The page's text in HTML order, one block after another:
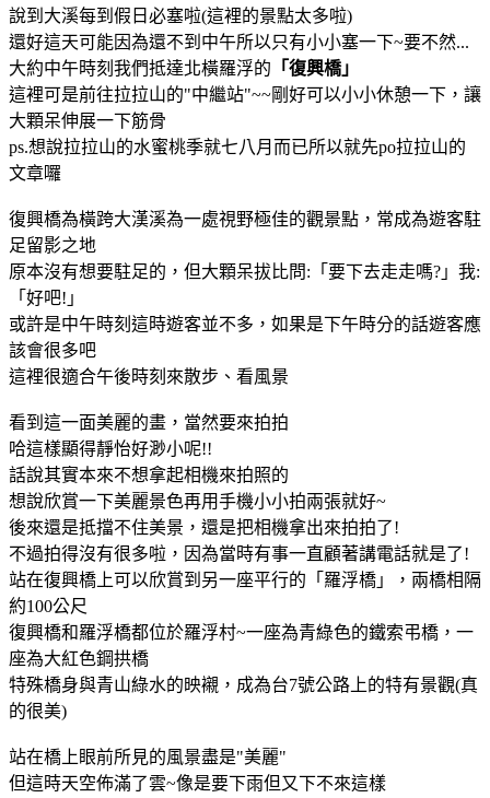
說到大溪每到假日必塞啦(這裡的景點太多啦)
還好這天可能因為還不到中午所以只有小小塞一下~要不然...
大約中午時刻我們抵達北橫羅浮的 「復興橋」
這裡可是前往拉拉山的"中繼站"~~剛好可以小小休憩一下，讓
大顆呆伸展一下筋骨
ps.想說拉拉山的水蜜桃季就七八月而已所以就先po拉拉山的
文章囉
復興橋為橫跨大漢溪為一處視野極佳的觀景點，常成為遊客駐
足留影之地
原本沒有想要駐足的，但大顆呆拔比問:「要下去走走嗎?」我:
「好吧!」
或許是中午時刻這時遊客並不多，如果是下午時分的話遊客應
該會很多吧
這裡很適合午後時刻來散步、看風景
看到這一面美麗的畫，當然要來拍拍
哈這樣顯得靜怡好渺小呢!!
話說其實本來不想拿起相機來拍照的
想說欣賞一下美麗景色再用手機小小拍兩張就好~
後來還是抵擋不住美景，還是把相機拿出來拍拍了!
不過拍得沒有很多啦，因為當時有事一直顧著講電話就是了!
站在復興橋上可以欣賞到另一座平行的「羅浮橋」，兩橋相隔
約100公尺
復興橋和羅浮橋都位於羅浮村~一座為青綠色的鐵索弔橋，一
座為大紅色鋼拱橋
特殊橋身與青山綠水的映襯，成為台7號公路上的特有景觀(真
的很美)
站在橋上眼前所見的風景盡是"美麗"
但這時天空佈滿了雲~像是要下雨但又下不來這樣